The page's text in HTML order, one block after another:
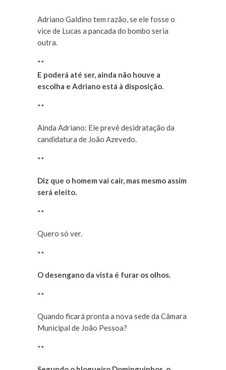
Adriano Galdino tem razão, se ele fosse o
vice de Lucas a pancada do bombo seria
outra.
**
E poderá até ser, ainda não houve a
escolha e Adriano está à disposição.
**
Ainda Adriano: Ele prevê desidratação da
candidatura de João Azevedo.
**
Diz que o homem vai cair, mas mesmo assim
será eleito.
**
Quero só ver.
**
O desengano da vista é furar os olhos.
**
Quando ficará pronta a nova sede da Câmara
Municipal de João Pessoa?
**